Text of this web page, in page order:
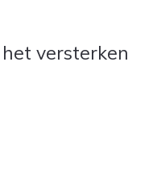
versterken